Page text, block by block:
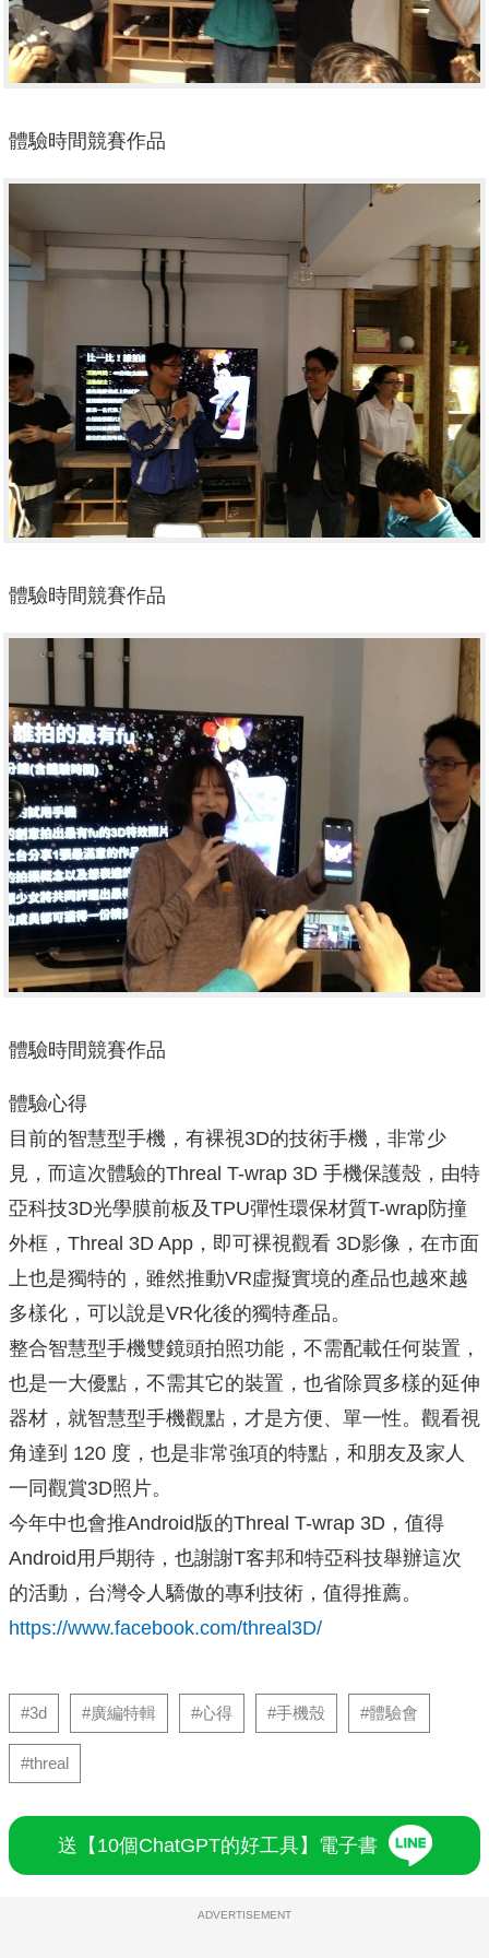
體驗時間競賽作品
體驗時間競賽作品
體驗時間競賽作品
體驗心得
目前的智慧型手機，有裸視3D的技術手機，非常少
見，而這次體驗的Threal T-wrap 3D 手機保護殼，由特
亞科技3D光學膜前板及TPU彈性環保材質T-wrap防撞
外框，Threal 3D App，即可裸視觀看 3D影像，在市面
上也是獨特的，雖然推動VR虛擬實境的產品也越來越
多樣化，可以說是VR化後的獨特產品。
整合智慧型手機雙鏡頭拍照功能，不需配載任何裝置，
也是一大優點，不需其它的裝置，也省除買多樣的延伸
器材，就智慧型手機觀點，才是方便、單一性。觀看視
角達到 120 度，也是非常強項的特點，和朋友及家人
一同觀賞3D照片。
今年中也會推Android版的Threal T-wrap 3D，值得
Android用戶期待，也謝謝T客邦和特亞科技舉辦這次
的活動，台灣令人驕傲的專利技術，值得推薦。
https://www.facebook.com/threal3D/
#3d #廣編特輯 #心得 #手機殼 #體驗會
#threal
送【10個ChatGPT的好工具】電子書
ADVERTISEMENT